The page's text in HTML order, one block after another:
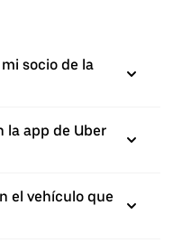
socio de la
la app de Uber
el vehículo que